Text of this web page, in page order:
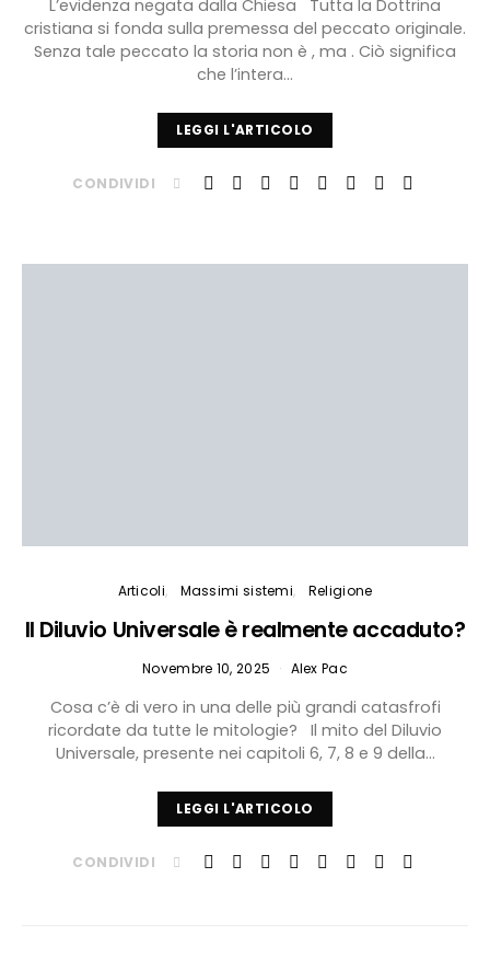
L’evidenza negata dalla Chiesa Tutta la Dottrina
cristiana si fonda sulla premessa del peccato originale.
Senza tale peccato la storia non è , ma . Ciò significa
che l’intera…
LEGGI L'ARTICOLO
CONDIVIDI
Articoli Massimi sistemi Religione
Il Diluvio Universale è realmente accaduto?
Novembre 10, 2025 Alex Pac
Cosa c’è di vero in una delle più grandi catasfrofi
ricordate da tutte le mitologie? Il mito del Diluvio
Universale, presente nei capitoli 6, 7, 8 e 9 della…
LEGGI L'ARTICOLO
CONDIVIDI